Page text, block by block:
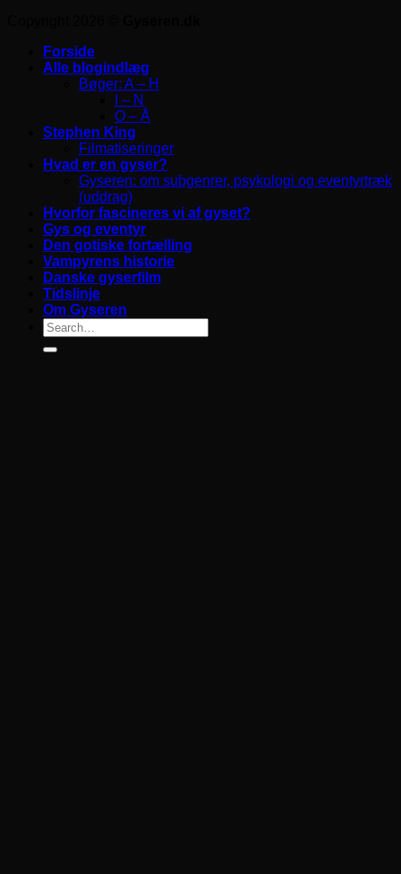
Forside
Alle blogindlæg
Bøger: A – H
I – N
O – Å
Stephen King
Filmatiseringer
Hvad er en gyser?
Gyseren: om subgenrer, psykologi og eventyrtræk
(uddrag)
Hvorfor fascineres vi af gyset?
Gys og eventyr
Den gotiske fortælling
Vampyrens historie
Danske gyserfilm
Tidslinje
Om Gyseren